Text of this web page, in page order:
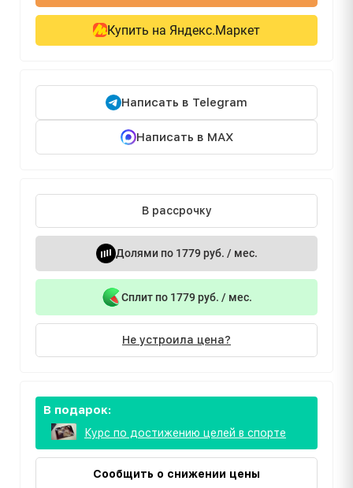
Купить на Яндекс.Маркет
Написать в Telegram
Написать в MAX
В рассрочку
Долями по 1779 руб. / мес.
Сплит по 1779 руб. / мес.
Не устроила цена?
В подарок:
Курс по достижению целей в спорте
Сообщить о снижении цены